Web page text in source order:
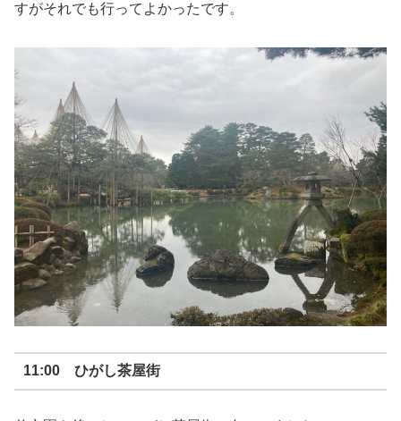
すがそれでも行ってよかったです。
11:00 ひがし茶屋街